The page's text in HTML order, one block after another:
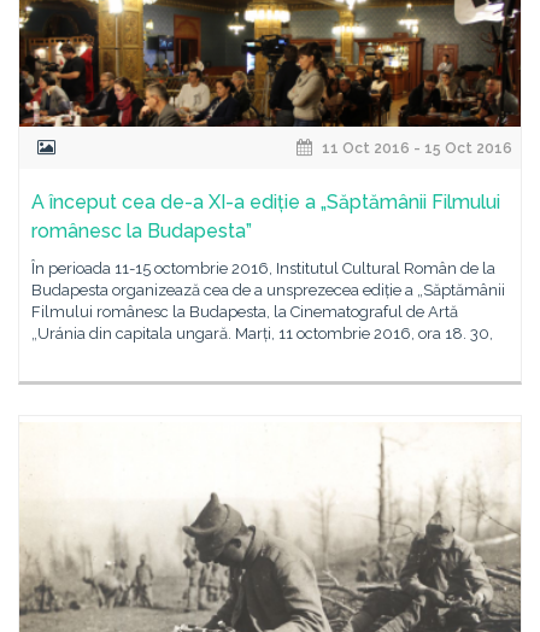
11 Oct 2016 - 15 Oct 2016
A început cea de-a XI-a ediție a „Săptămânii Filmului
românesc la Budapesta”
În perioada 11-15 octombrie 2016, Institutul Cultural Român de la
Budapesta organizează cea de a unsprezecea ediție a „Săptămânii
Filmului românesc la Budapesta, la Cinematograful de Artă
„Uránia din capitala ungară. Marți, 11 octombrie 2016, ora 18. 30,